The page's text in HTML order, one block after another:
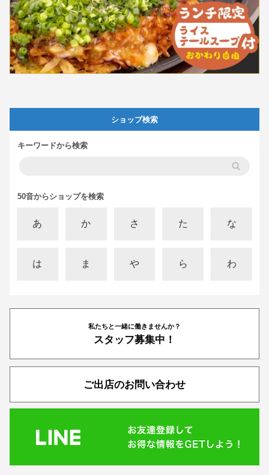
ショップ検索
キーワードから検索
50音からショップを検索
あ か さ た な
は ま や ら わ
私たちと一緒に働きませんか？
スタッフ募集中！
ご出店のお問い合わせ